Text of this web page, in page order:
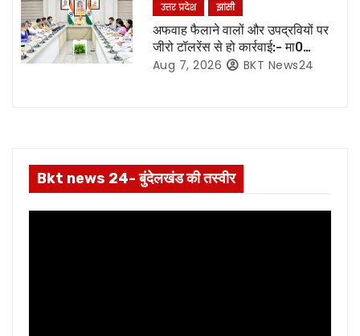
n
उत्तर प्रदेश झांसी
अफवाह फैलाने वालों और उपद्रवियों पर
जीरो टॉलरेंस से हो कार्रवाई:- मा0
मुख्यमंत्री जी*
Aug 7, 2026 BKT News24
Bkt news 24- बुंदेलखंड की तस्वीर